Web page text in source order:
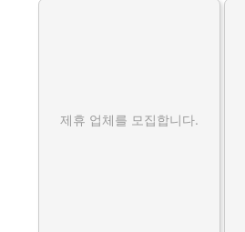
제휴 업체를 모집합니다.